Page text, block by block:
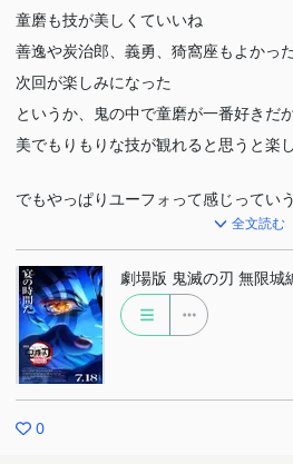
童磨も技が美しくていいね
善逸や炭治郎、義勇、猗窩座もよかっ
次回が楽しみになった
というか、鬼の中で童磨が一番好きだ
美でもりもりな技が観れると思うと楽
でもやっぱりユーフォって感じってい
特に炭治郎が戦い方を発見するところ
らなかったし、父親との回想とかのと
ンがやけに長く感じた
でも猗窩座の過去のシーンは泣くと思
た
自分は中村さんの演技がすごいすごか
全文読む
劇場版 鬼滅の刃 無限城
0